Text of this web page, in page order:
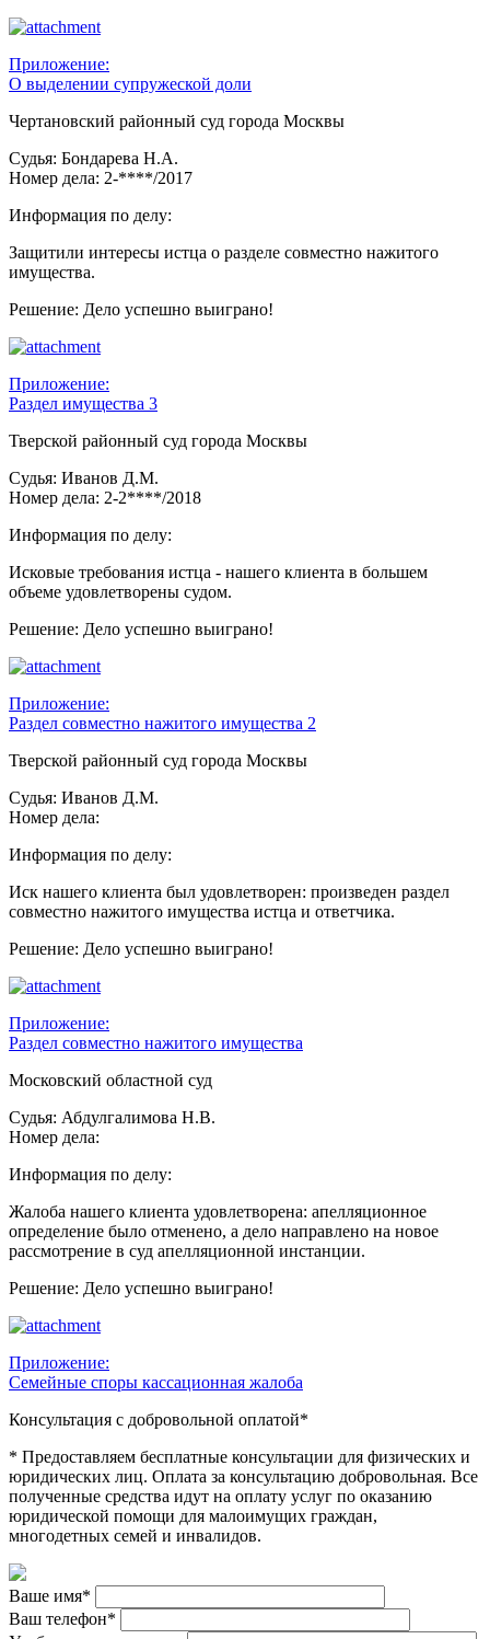
Приложение:
О выделении супружеской доли
Чертановский районный суд города Москвы
Судья: Бондарева Н.А.
Номер дела: 2-****/2017
Информация по делу:
Защитили интересы истца о разделе совместно нажитого
имущества.
Решение: Дело успешно выиграно!
Приложение:
Раздел имущества 3
Тверской районный суд города Москвы
Судья: Иванов Д.М.
Номер дела: 2-2****/2018
Информация по делу:
Исковые требования истца - нашего клиента в большем
объеме удовлетворены судом.
Решение: Дело успешно выиграно!
Приложение:
Раздел совместно нажитого имущества 2
Тверской районный суд города Москвы
Судья: Иванов Д.М.
Номер дела:
Информация по делу:
Иск нашего клиента был удовлетворен: произведен раздел
совместно нажитого имущества истца и ответчика.
Решение: Дело успешно выиграно!
Приложение:
Раздел совместно нажитого имущества
Московский областной суд
Судья: Абдулгалимова Н.В.
Номер дела:
Информация по делу:
Жалоба нашего клиента удовлетворена: апелляционное
определение было отменено, а дело направлено на новое
рассмотрение в суд апелляционной инстанции.
Решение: Дело успешно выиграно!
Приложение:
Семейные споры кассационная жалоба
Консультация с добровольной оплатой*
* Предоставляем бесплатные консультации для физических и
юридических лиц. Оплата за консультацию добровольная. Все
полученные средства идут на оплату услуг по оказанию
юридической помощи для малоимущих граждан,
многодетных семей и инвалидов.
Ваше имя*
Ваш телефон*